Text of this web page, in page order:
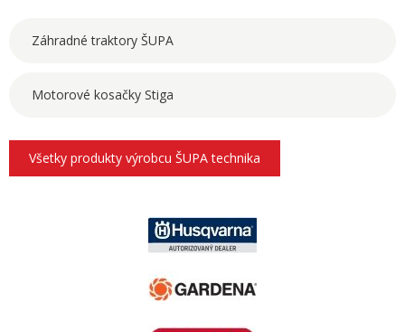
Záhradné traktory ŠUPA
Motorové kosačky Stiga
Všetky produkty výrobcu ŠUPA technika